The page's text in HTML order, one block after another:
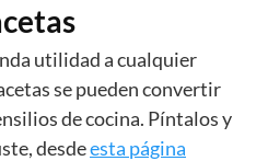
utilidad a cualquier
se pueden convertir
de cocina. Píntalos y
desdeesta página